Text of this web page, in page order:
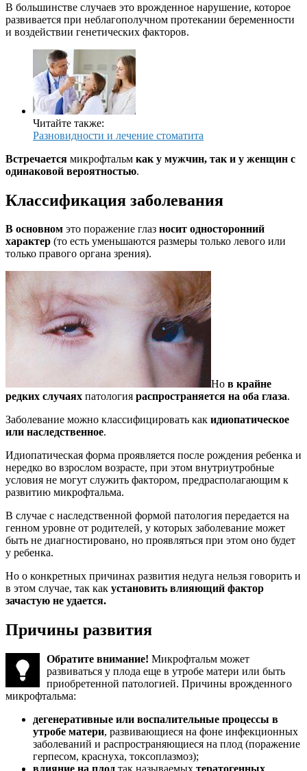
В большинстве случаев это врожденное нарушение, которое
развивается при неблагополучном протекании беременности
и воздействии генетических факторов.
Читайте также:
Разновидности и лечение стоматита
Встречается микрофтальм как у мужчин, так и у женщин с
одинаковой вероятностью.
Классификация заболевания
В основном это поражение глаз носит односторонний
характер (то есть уменьшаются размеры только левого или
только правого органа зрения).
Но в крайне
редких случаях патология распространяется на оба глаза.
Заболевание можно классифицировать как идиопатическое
или наследственное.
Идиопатическая форма проявляется после рождения ребенка и
нередко во взрослом возрасте, при этом внутриутробные
условия не могут служить фактором, предрасполагающим к
развитию микрофтальма.
В случае с наследственной формой патология передается на
генном уровне от родителей, у которых заболевание может
быть не диагностировано, но проявляться при этом оно будет
у ребенка.
Но о конкретных причинах развития недуга нельзя говорить и
в этом случае, так как установить влияющий фактор
зачастую не удается.
Причины развития
Обратите внимание! Микрофтальм может
развиваться у плода еще в утробе матери или быть
приобретенной патологией. Причины врожденного
микрофтальма:
дегенеративные или воспалительные процессы в
утробе матери, развивающиеся на фоне инфекционных
заболеваний и распространяющиеся на плод (поражение
герпесом, краснуха, токсоплазмоз);